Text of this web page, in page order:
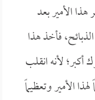
الأمير بعد
فأخذ هذا
أكبر؛ لأنه انقلب
الأمير وتعظيماً